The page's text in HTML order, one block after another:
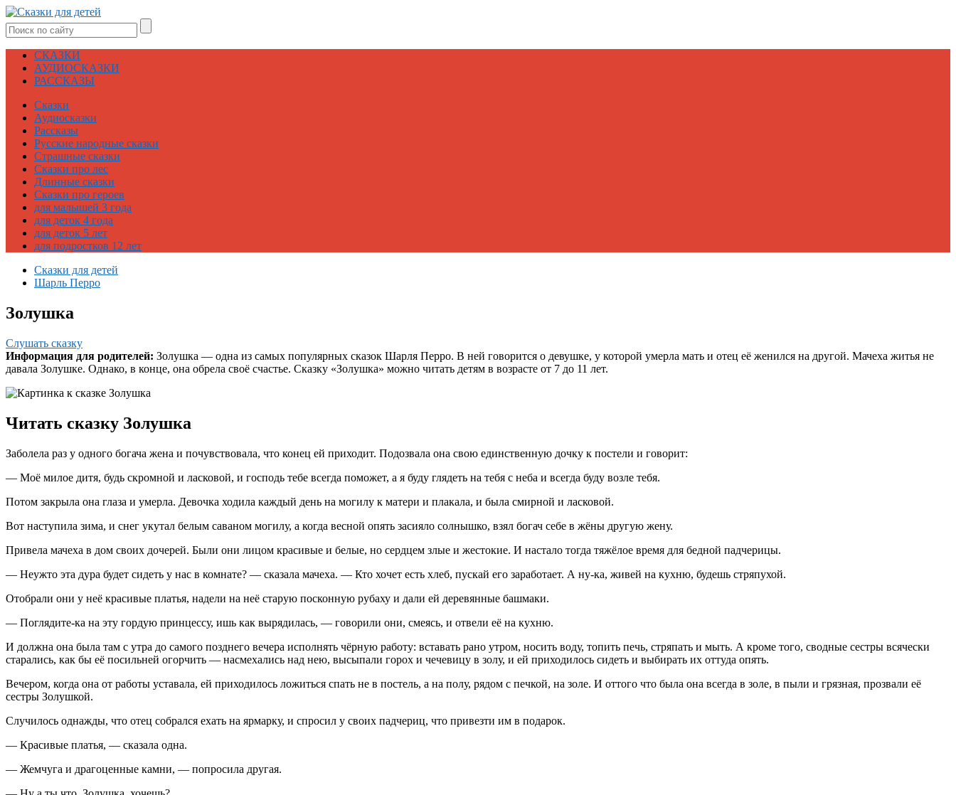
СКАЗКИ
АУДИОСКАЗКИ
РАССКАЗЫ
Сказки
Аудиосказки
Рассказы
Русские народные сказки
Страшные сказки
Сказки про лес
Длинные сказки
Сказки про героев
для малышей 3 года
для деток 4 года
для деток 5 лет
для подростков 12 лет
Сказки для детей
Шарль Перро
Золушка
Слушать сказку
Информация для родителей: Золушка — одна из самых популярных сказок Шарля Перро. В ней говорится о девушке, у которой умерла мать и отец её женился на другой. Мачеха житья не
давала Золушке. Однако, в конце, она обрела своё счастье. Сказку «Золушка» можно читать детям в возрасте от 7 до 11 лет.
Читать сказку Золушка
Заболела раз у одного богача жена и почувствовала, что конец ей приходит. Подозвала она свою единственную дочку к постели и говорит:
— Моё милое дитя, будь скромной и ласковой, и господь тебе всегда поможет, а я буду глядеть на тебя с неба и всегда буду возле тебя.
Потом закрыла она глаза и умерла. Девочка ходила каждый день на могилу к матери и плакала, и была смирной и ласковой.
Вот наступила зима, и снег укутал белым саваном могилу, а когда весной опять засияло солнышко, взял богач себе в жёны другую жену.
Привела мачеха в дом своих дочерей. Были они лицом красивые и белые, но сердцем злые и жестокие. И настало тогда тяжёлое время для бедной падчерицы.
— Неужто эта дура будет сидеть у нас в комнате? — сказала мачеха. — Кто хочет есть хлеб, пускай его заработает. А ну-ка, живей на кухню, будешь стряпухой.
Отобрали они у неё красивые платья, надели на неё старую посконную рубаху и дали ей деревянные башмаки.
— Поглядите-ка на эту гордую принцессу, ишь как вырядилась, — говорили они, смеясь, и отвели её на кухню.
И должна она была там с утра до самого позднего вечера исполнять чёрную работу: вставать рано утром, носить воду, топить печь, стряпать и мыть. А кроме того, сводные сестры всячески
старались, как бы её посильней огорчить — насмехались над нею, высыпали горох и чечевицу в золу, и ей приходилось сидеть и выбирать их оттуда опять.
Вечером, когда она от работы уставала, ей приходилось ложиться спать не в постель, а на полу, рядом с печкой, на золе. И оттого что была она всегда в золе, в пыли и грязная, прозвали её
сестры Золушкой.
Случилось однажды, что отец собрался ехать на ярмарку, и спросил у своих падчериц, что привезти им в подарок.
— Красивые платья, — сказала одна.
— Жемчуга и драгоценные камни, — попросила другая.